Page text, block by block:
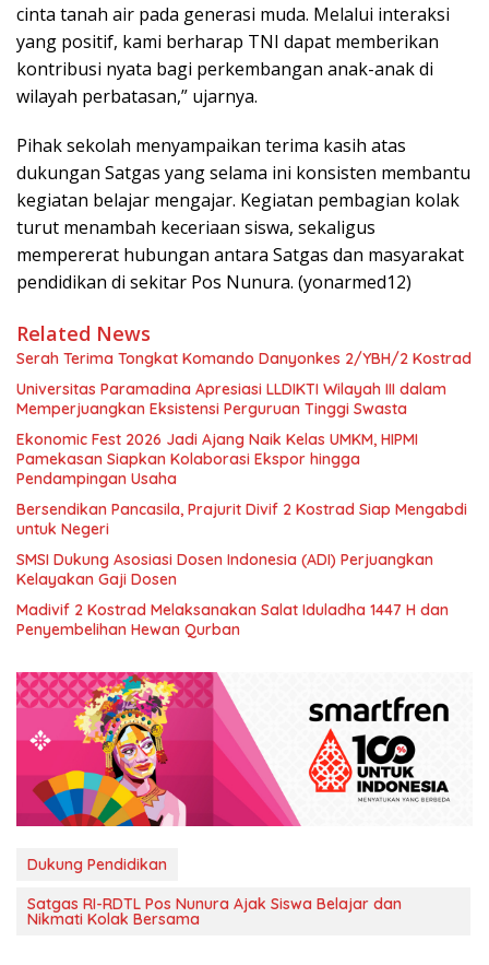
cinta tanah air pada generasi muda. Melalui interaksi
yang positif, kami berharap TNI dapat memberikan
kontribusi nyata bagi perkembangan anak-anak di
wilayah perbatasan,” ujarnya.
Pihak sekolah menyampaikan terima kasih atas
dukungan Satgas yang selama ini konsisten membantu
kegiatan belajar mengajar. Kegiatan pembagian kolak
turut menambah keceriaan siswa, sekaligus
mempererat hubungan antara Satgas dan masyarakat
pendidikan di sekitar Pos Nunura. (yonarmed12)
Related News
Serah Terima Tongkat Komando Danyonkes 2/YBH/2 Kostrad
Universitas Paramadina Apresiasi LLDIKTI Wilayah III dalam
Memperjuangkan Eksistensi Perguruan Tinggi Swasta
Ekonomic Fest 2026 Jadi Ajang Naik Kelas UMKM, HIPMI
Pamekasan Siapkan Kolaborasi Ekspor hingga
Pendampingan Usaha
Bersendikan Pancasila, Prajurit Divif 2 Kostrad Siap Mengabdi
untuk Negeri
SMSI Dukung Asosiasi Dosen Indonesia (ADI) Perjuangkan
Kelayakan Gaji Dosen
Madivif 2 Kostrad Melaksanakan Salat Iduladha 1447 H dan
Penyembelihan Hewan Qurban
Dukung Pendidikan
Satgas RI-RDTL Pos Nunura Ajak Siswa Belajar dan
Nikmati Kolak Bersama